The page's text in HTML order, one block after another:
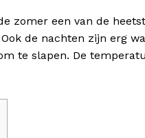
zomer een van de
de nachten zijn erg
te slapen. De